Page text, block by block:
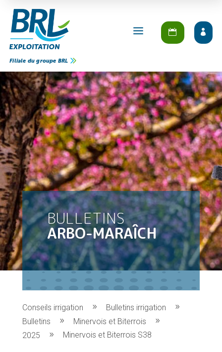
a
Filiale du groupe BRL
BULLETINS
ARBO-MARAÎCH
Conseils irrigation
Bulletins irrigation
Bulletins
Minervois et Biterrois
2025
Minervois et Biterrois S38